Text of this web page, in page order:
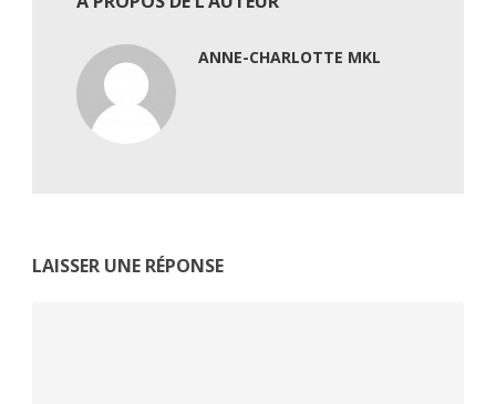
ANNE-CHARLOTTE MKL
LAISSER UNE RÉPONSE